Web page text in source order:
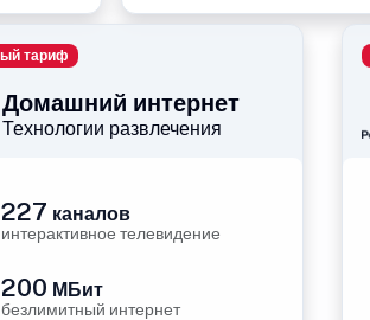
Домашний интернет
Технологии развлечения
тариф
227 каналов
интерактивное телевидение
200 МБит
безлимитный интернет